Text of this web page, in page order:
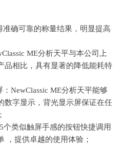
确可靠的称量结果，明显提高
ME分析天平与本公司上
品相比，具有显著的降低能耗特
NewClassic ME分析天平能够
数字显示，背光显示屏保证在任
个类似触屏手感的按钮快捷调用
，提供卓越的使用体验；